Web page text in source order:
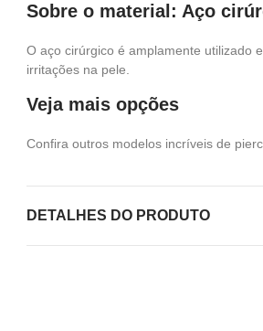
Sobre o material: Aço
O aço cirúrgico é amplamente utilizado
irritações na pele.
Veja mais opções
Confira outros modelos incríveis de
DETALHES DO PRODUTO